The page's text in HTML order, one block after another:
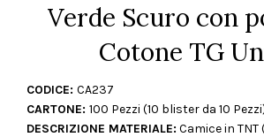
Verde Scuro con
Cotone TG
CODICE: CA237
CARTONE: 100 Pezzi (10 blister da 10
DESCRIZIONE MATERIALE: Camice in